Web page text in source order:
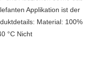
Applikation ist der
Material: 100%
°C Nicht